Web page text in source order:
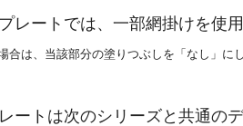
レートでは、一部網掛けを使
合は、当該部分の塗りつぶしを「なし」に
ートは次のシリーズと共通の